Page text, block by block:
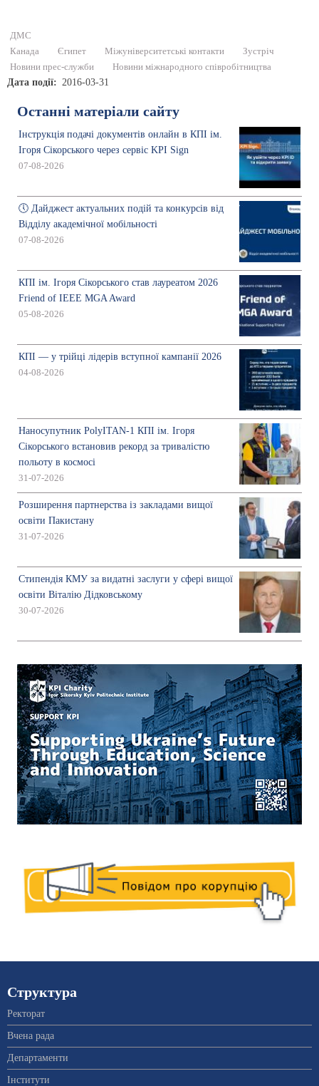
ДМС
Канада
Єгипет Міжуніверситетські контакти
Зустріч
Новини прес-служби
Новини міжнародного співробітництва
Дата події 2016-03-31
Останні матеріали сайту
Інструкція подачі документів онлайн в КПІ ім.
Ігоря Сікорського через сервіс KPI Sign
07-08-2026
🕔 Дайджест актуальних подій та конкурсів від
Відділу академічної мобільності
07-08-2026
КПІ ім. Ігоря Сікорського став лауреатом 2026
Friend of IEEE MGA Award
05-08-2026
КПІ — у трійці лідерів вступної кампанії 2026
04-08-2026
Наносупутник PolyITAN-1 КПІ ім. Ігоря
Сікорського встановив рекорд за тривалістю
польоту в космосі
31-07-2026
Розширення партнерства із закладами вищої
освіти Пакистану
31-07-2026
Стипендія КМУ за видатні заслуги у сфері вищої
освіти Віталію Дідковському
30-07-2026
Структура
Ректорат
Вчена рада
Департаменти
Інститути